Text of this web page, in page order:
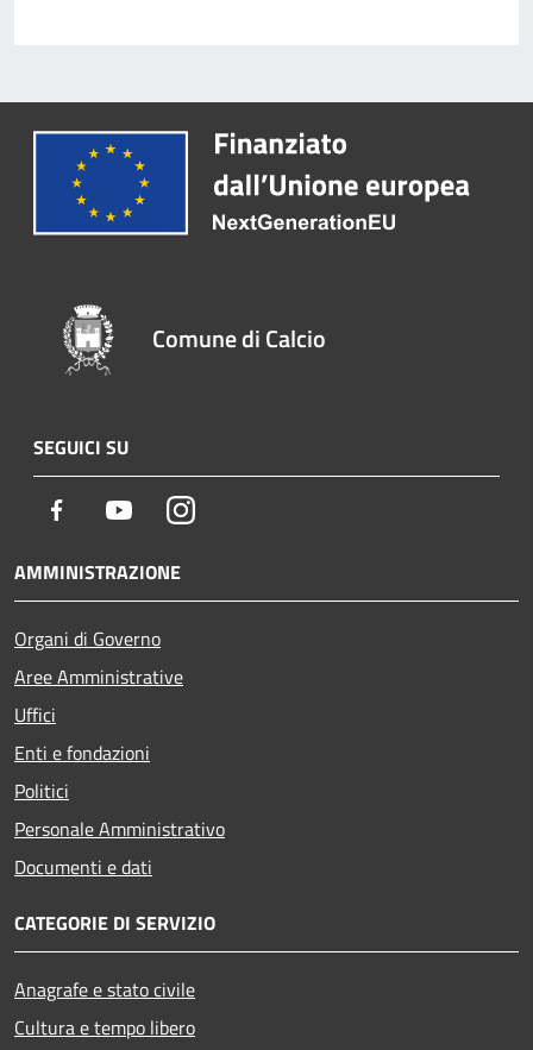
Comune di Calcio
SEGUICI SU
Facebook YoutubeInstagram
AMMINISTRAZIONE
Organi di Governo
Aree Amministrative
Uffici
Enti e fondazioni
Politici
Personale Amministrativo
Documenti e dati
CATEGORIE DI SERVIZIO
Anagrafe e stato civile
Cultura e tempo libero